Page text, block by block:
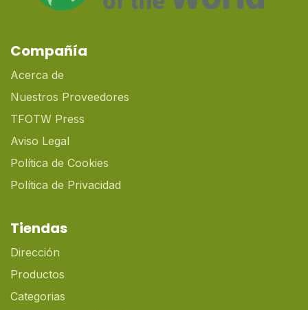
Compañía
Acerca de
Nuestros Proveedores
TFOTW Press
Aviso Legal
Política de Cookies
Política de Privacidad
Tiendas
Dirección
Productos
Categorias